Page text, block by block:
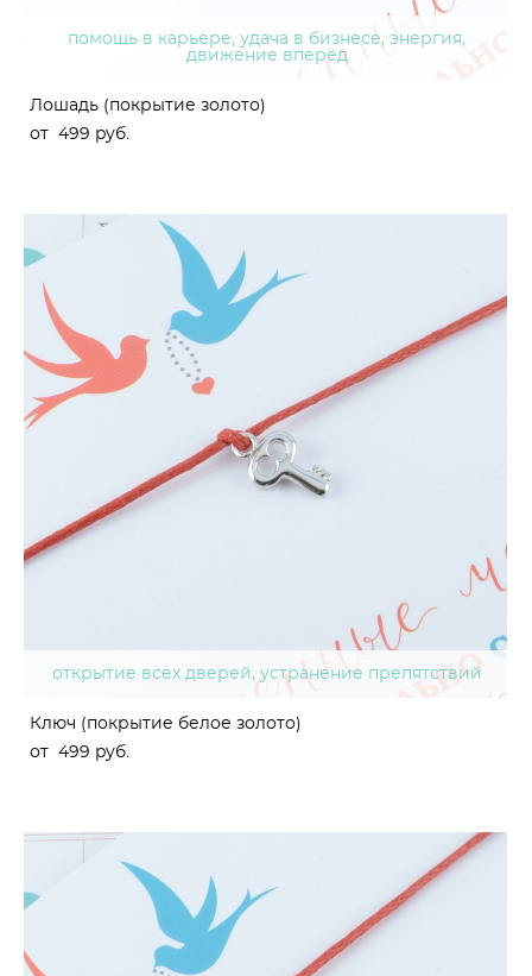
помощь в карьере, удача в бизнесе, энергия,
движение вперёд
Лошадь (покрытие золото)
от 499 pуб.
открытие всех дверей, устранение препятствий
Ключ (покрытие белое золото)
от 499 pуб.